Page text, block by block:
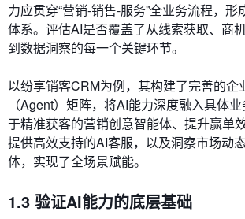
力应贯穿“营销-销售-服务”全业务流程，
体系。评估AI是否覆盖了从线索获取、商
到数据洞察的每一个关键环节。
以纷享销客CRM为例，其构建了完善的企
（Agent）矩阵，将AI能力深度融入具体
于精准获客的营销创意智能体、提升赢单
提供高效支持的AI客服，以及洞察市场动
体，实现了全场景赋能。
1.3 验证AI能力的底层基础